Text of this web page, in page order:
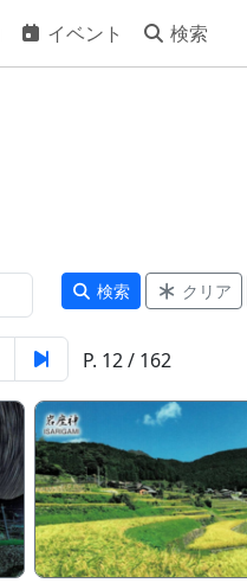
イベント 検索
検索 クリア
P. 12 / 162